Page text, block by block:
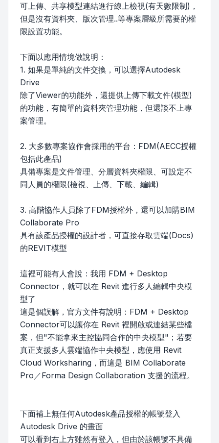
可上傳、共享模型連結進行線上檢視(有天數限制)，
但是沒有資料夾、版次管理..等專案層級所需要的權
限設置功能。
下面以應用情境做說明：
1. 如果是單純的文件交換，可以選擇Autodesk
Drive
除了Viewer的功能外，還提供上傳下載文件(模型)
的功能，有簡單的資料夾管理功能，但還談不上專
案管理。
2. 大多數專案協作會採用的平台：FDM(AECC授權
包括此產品)
具備專案是文件管理、分層資料夾權限、可設定不
同人員的權限(檢視、上傳、下載、編輯)
3. 高階協作人員除了FDM授權外，還可以加購BIM
Collaborate Pro
具有該產品授權的設計者，可直接存取雲端(Docs)
的REVIT模型
這裡可能有人會說：我用 FDM + Desktop
Connector，就可以在 Revit 進行多人編輯中央模
型了
這是個誤解，官方文件有說明：FDM + Desktop
Connector可以讓你在 Revit 裡開啟或連結某些檔
案，但"不能拿來主控協同合作的中央模型"；若要
真正支援多人雲端協作中央模型，應使用 Revit
Cloud Worksharing，而這是 BIM Collaborate
Pro／Forma Design Collaboration 支援的流程。
下面補上無任何Autodesk產品授權的帳號登入
Autodesk Drive 的畫面
可以看到右上方雖然有登入，但由於該帳號不具備